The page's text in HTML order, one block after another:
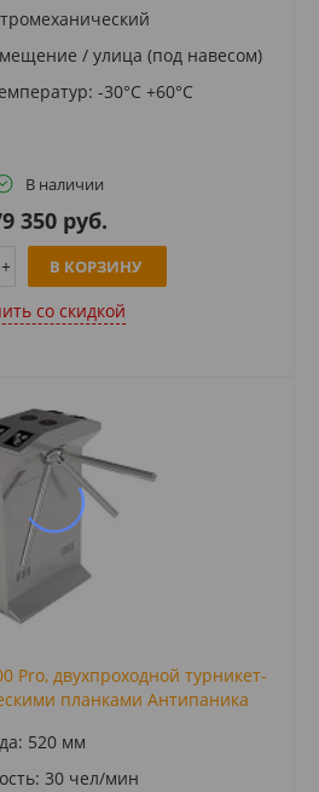
/ улица (под навесом)
-30°C +60°C
В наличии
350 руб.
В КОРЗИНУ
cо скидкой
Pro, двухпроходной турникет-
планками Антипаника
520 мм
30 чел/мин